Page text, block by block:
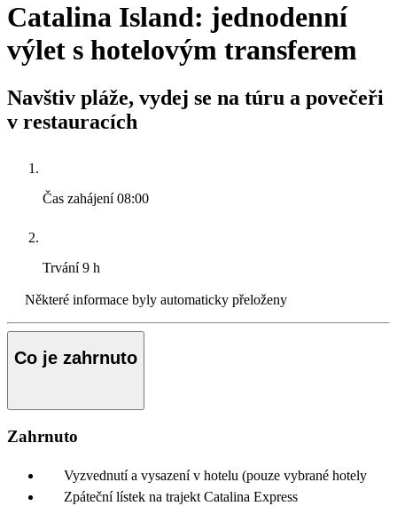
Catalina Island: jednodenní
výlet s hotelovým transferem
Navštiv pláže, vydej se na túru a povečeři
v restauracích
Čas zahájení08:00
Trvání9 h
Některé informace byly automaticky přeloženy
Co je zahrnuto
Zahrnuto
Vyzvednutí a vysazení v hotelu (pouze vybrané hotely
Zpáteční lístek na trajekt Catalina Express